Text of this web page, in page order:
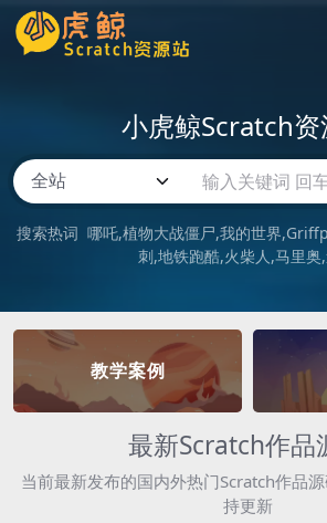
小虎鲸Scratch
搜索热词 哪吒 植物大战僵尸 我的世界
刺 地铁跑酷 火柴人 马里奥
教学案例
最新Scratch作品
当前最新发布的国内外热门Scratch作品
持更新